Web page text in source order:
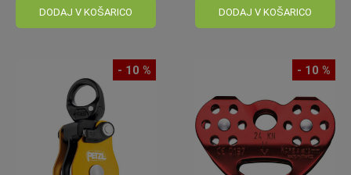
DODAJ V KOŠARICO DODAJ V KOŠARICO
- 10 % - 10 %